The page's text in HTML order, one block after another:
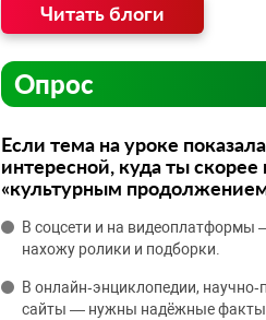
Читать блоги
Опрос
Если тема на уроке
интересной, куда ты
«культурным
В соцсети и на видеоплатформы
нахожу ролики и подборки.
В онлайн‑энциклопедии,
сайты — нужны надёжные факты.